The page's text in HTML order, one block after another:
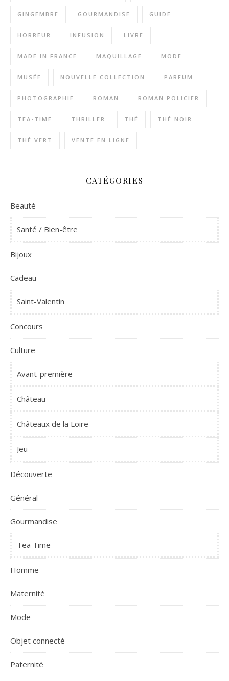
GINGEMBRE GOURMANDISE GUIDE
HORREUR INFUSION LIVRE
MADE IN FRANCE MAQUILLAGE MODE
MUSÉE NOUVELLE COLLECTION PARFUM
PHOTOGRAPHIE ROMAN ROMAN POLICIER
TEA-TIME THRILLER THÉ THÉ NOIR
THÉ VERT VENTE EN LIGNE
CATÉGORIES
Beauté
Santé / Bien-être
Bijoux
Cadeau
Saint-Valentin
Concours
Culture
Avant-première
Château
Châteaux de la Loire
Jeu
Découverte
Général
Gourmandise
Tea Time
Homme
Maternité
Mode
Objet connecté
Paternité